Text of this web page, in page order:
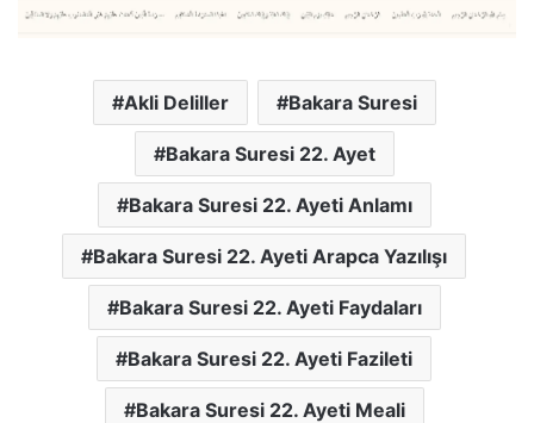
Akli Deliller Bakara Suresi
Bakara Suresi 22. Ayet
Bakara Suresi 22. Ayeti Anlamı
Bakara Suresi 22. Ayeti Arapca Yazılışı
Bakara Suresi 22. Ayeti Faydaları
Bakara Suresi 22. Ayeti Fazileti
Bakara Suresi 22. Ayeti Meali